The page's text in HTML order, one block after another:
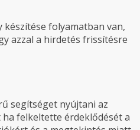
folyamatban van,
azzal a hirdetés frissítésre
segítséget nyújtani az
felkeltette érdeklődését a